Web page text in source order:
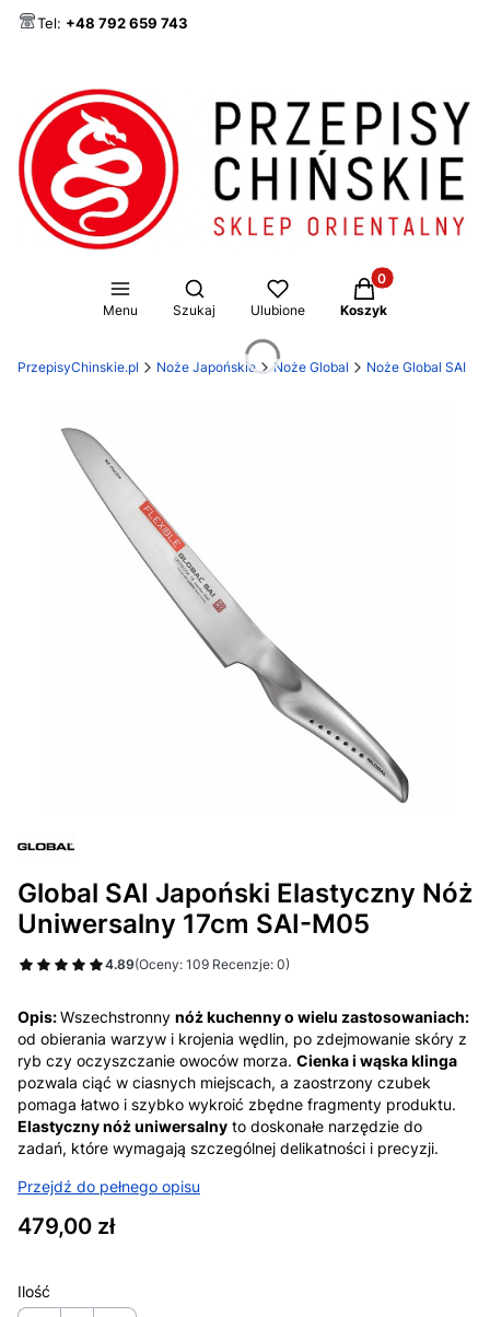
Tel: +48 792 659 743
Menu
Otwórz wyszukiwarkę
Szukaj Ulubione
Produkty w
Koszyk
PrzepisyChinskie.pl Noże Japońskie Noże Global Noże Global SAI
Global SAI Japoński Elastyczny Nóż
Uniwersalny 17cm SAI-M05
4.89(Oceny: 109 Recenzje: 0)
Opis:Wszechstronny nóż kuchenny o wielu zastosowaniach:
od obierania warzyw i krojenia wędlin, po zdejmowanie skóry z
ryb czy oczyszczanie owoców morza. Cienka i wąska klinga
pozwala ciąć w ciasnych miejscach, a zaostrzony czubek
pomaga łatwo i szybko wykroić zbędne fragmenty produktu.
Elastyczny nóż uniwersalny to doskonałe narzędzie do
zadań, które wymagają szczególnej delikatności i precyzji.
Przejdź do pełnego opisu
Cena
479,00 zł
Ilość